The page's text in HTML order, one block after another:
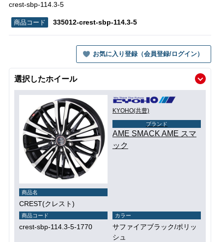
crest-sbp-114.3-5
335012-crest-sbp-114.3-5
お気に入り登録（会員登録/ログイン）
選択したホイール
KYOHO(共豊)
ブランド
AME SMACK AME スマ
ック
商品名
CREST(クレスト)
商品コード
crest-sbp-114.3-5-1770
カラー
サファイアブラック/ポリッ
シュ